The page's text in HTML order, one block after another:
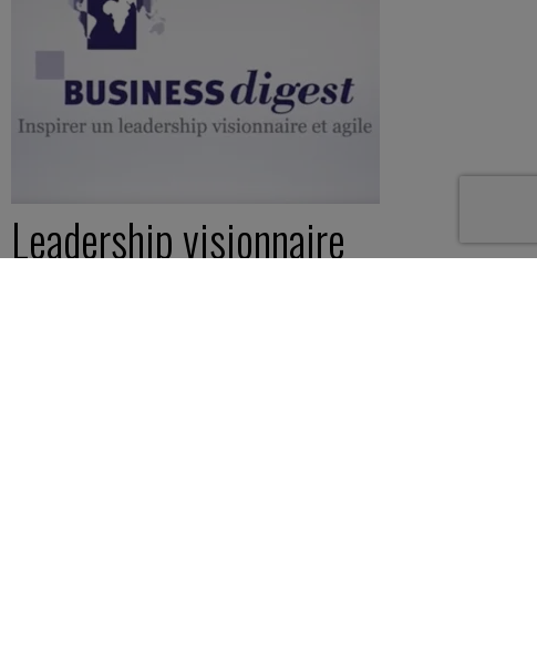
Leadership visionnaire